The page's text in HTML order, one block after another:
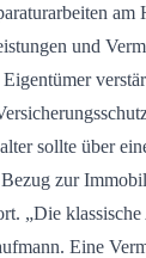
am
und
sollte über
zur
„Die
Eine